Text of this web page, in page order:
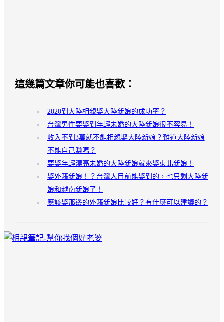
這幾篇文章你可能也喜歡：
2020到大陸相親娶大陸新娘的成功率？
台灣男性要娶到年輕未婚的大陸新娘很不容易！
收入不到3萬就不能相親娶大陸新娘？難道大陸新娘
不能自己賺嗎？
要娶年輕漂亮未婚的大陸新娘就來娶東北新娘！
娶外籍新娘！？台灣人目前能娶到的，也只剩大陸新
娘和越南新娘了！
應該娶那邊的外籍新娘比較好？有什麼可以建議的？